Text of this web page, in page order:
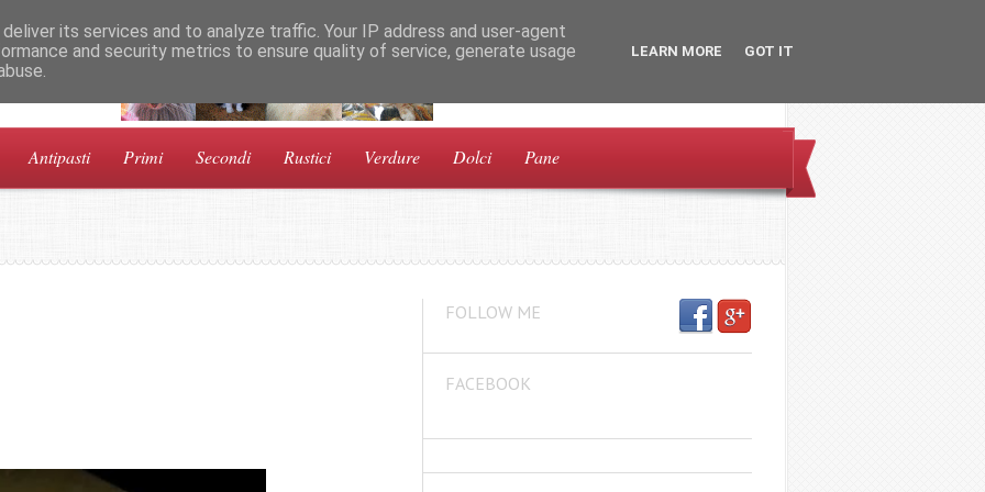
Antipasti Primi Secondi Rustici Verdure Dolci Pane
FOLLOW ME
FACEBOOK
its services and to analyze traffic. Your IP address and user-agent
and security metrics to ensure quality of service, generate usage
LEARN MORE GOT IT